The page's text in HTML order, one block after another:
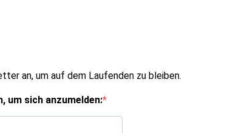
an, um auf dem Laufenden zu bleiben.
um sich anzumelden: